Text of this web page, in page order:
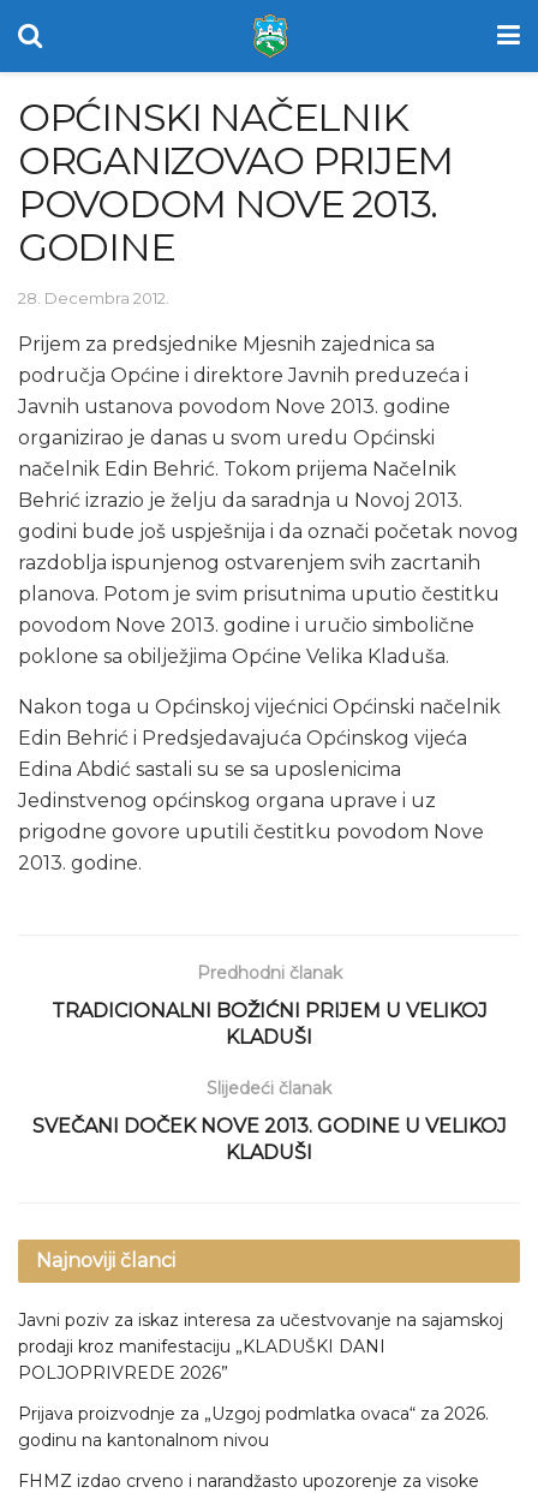
OPĆINSKI NAČELNIK
ORGANIZOVAO PRIJEM
POVODOM NOVE 2013.
GODINE
28. Decembra 2012.
Prijem za predsjednike Mjesnih zajednica sa
područja Općine i direktore Javnih preduzeća i
Javnih ustanova povodom Nove 2013. godine
organizirao je danas u svom uredu Općinski
načelnik Edin Behrić. Tokom prijema Načelnik
Behrić izrazio je želju da saradnja u Novoj 2013.
godini bude još uspješnija i da označi početak novog
razdoblja ispunjenog ostvarenjem svih zacrtanih
planova. Potom je svim prisutnima uputio čestitku
povodom Nove 2013. godine i uručio simbolične
poklone sa obilježjima Općine Velika Kladuša.
Nakon toga u Općinskoj vijećnici Općinski načelnik
Edin Behrić i Predsjedavajuća Općinskog vijeća
Edina Abdić sastali su se sa uposlenicima
Jedinstvenog općinskog organa uprave i uz
prigodne govore uputili čestitku povodom Nove
2013. godine.
Predhodni članak
TRADICIONALNI BOŽIĆNI PRIJEM U VELIKOJ
KLADUŠI
Slijedeći članak
SVEČANI DOČEK NOVE 2013. GODINE U VELIKOJ
KLADUŠI
Najnoviji članci
Javni poziv za iskaz interesa za učestvovanje na sajamskoj
prodaji kroz manifestaciju „KLADUŠKI DANI
POLJOPRIVREDE 2026”
Prijava proizvodnje za „Uzgoj podmlatka ovaca“ za 2026.
godinu na kantonalnom nivou
FHMZ izdao crveno i narandžasto upozorenje za visoke